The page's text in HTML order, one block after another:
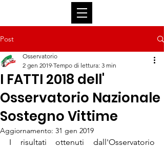
Post
I FATTI 2018 dell'
Osservatorio Nazionale
Sostegno Vittime
Osservatorio
2 gen 2019 Tempo di lettura: 3 min
Aggiornamento: 31 gen 2019
I risultati ottenuti dall'Osservatorio